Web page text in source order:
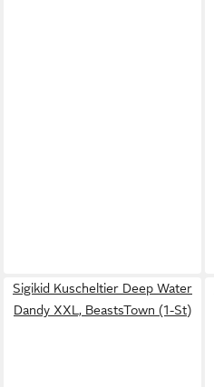
Sigikid Kuscheltier Deep Water
Dandy XXL, BeastsTown (1-St)